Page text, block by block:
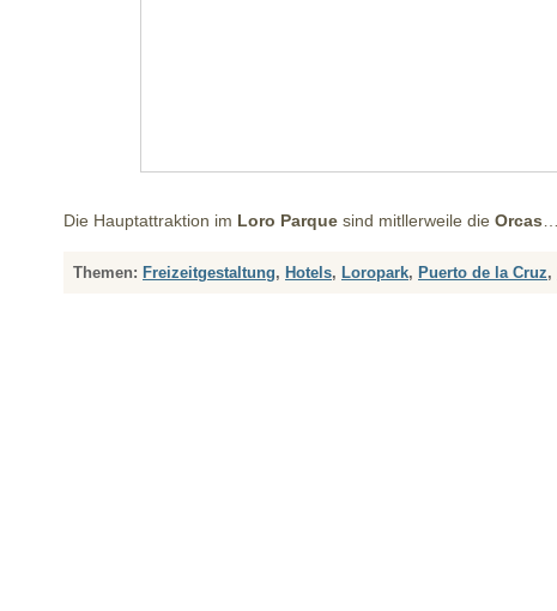
Die Hauptattraktion im Loro Parque sind mitllerweile die Orcas
Themen: Freizeitgestaltung, Hotels, Loropark, Puerto de la Cruz,